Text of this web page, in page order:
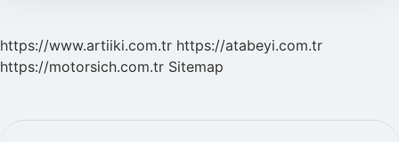
https://www.artiiki.com.tr https://atabeyi.com.tr
https://motorsich.com.tr Sitemap